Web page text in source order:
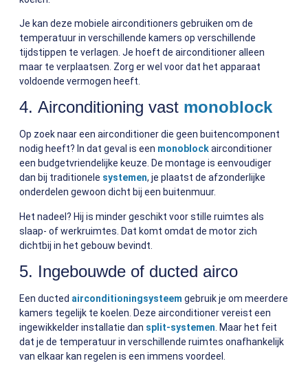
Je kan deze mobiele airconditioners gebruiken om de
temperatuur in verschillende kamers op verschillende
tijdstippen te verlagen. Je hoeft de airconditioner alleen
maar te verplaatsen. Zorg er wel voor dat het apparaat
voldoende vermogen heeft.
4. Airconditioning vast monoblock
Op zoek naar een airconditioner die geen buitencomponent
nodig heeft? In dat geval is een monoblockairconditioner
een budgetvriendelijke keuze. De montage is eenvoudiger
dan bij traditionele systemen, je plaatst de afzonderlijke
onderdelen gewoon dicht bij een buitenmuur.
Het nadeel? Hij is minder geschikt voor stille ruimtes als
slaap- of werkruimtes. Dat komt omdat de motor zich
dichtbij in het gebouw bevindt.
5. Ingebouwde of ducted airco
Een ducted airconditioningsysteem gebruik je om meerdere
kamers tegelijk te koelen. Deze airconditioner vereist een
ingewikkelder installatie dan split-systemen . Maar het feit
dat je de temperatuur in verschillende ruimtes onafhankelijk
van elkaar kan regelen is een immens voordeel.